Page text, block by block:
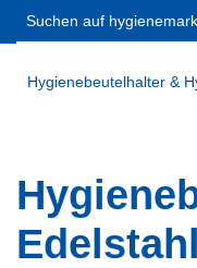
Hygienebeutelhalter &
Edelstahl